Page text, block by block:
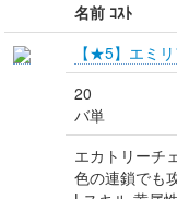
名前 ｺｽﾄ
【★5】エミ
20
バ単
エカトリーチ
色の連鎖でも